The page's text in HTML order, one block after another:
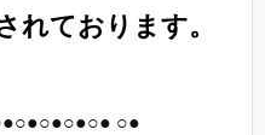
れております。
○●